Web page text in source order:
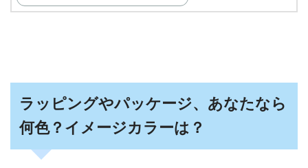
ラッピングやパッケージ、あなたなら
何色？イメージカラーは？